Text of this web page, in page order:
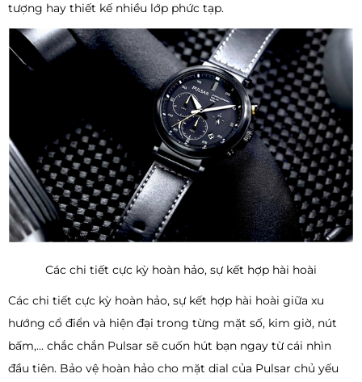
tượng hay thiết kế nhiều lớp phức tạp.
Các chi tiết cực kỳ hoàn hảo, sự kết hợp hài hoài
Các chi tiết cực kỳ hoàn hảo, sự kết hợp hài hoài giữa xu
hướng cổ điển và hiện đại trong từng mặt số, kim giờ, nút
bấm,... chắc chắn Pulsar sẽ cuốn hút bạn ngay từ cái nhìn
đầu tiên. Bảo vệ hoàn hảo cho mặt dial của Pulsar chủ yếu